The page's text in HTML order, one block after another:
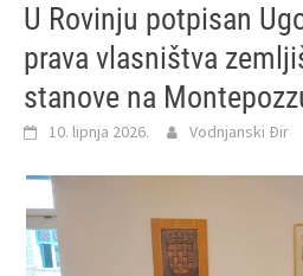
U Rovinju potpisan
prava vlasništva
stanove na
10. lipnja 2026. Vodnjanski Đir